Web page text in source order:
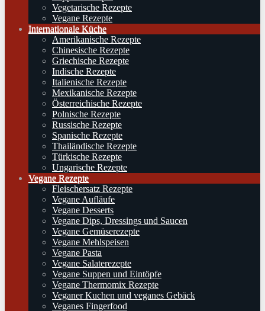
Vegetarische Rezepte
Vegane Rezepte
Internationale Küche
Amerikanische Rezepte
Chinesische Rezepte
Griechische Rezepte
Indische Rezepte
Italienische Rezepte
Mexikanische Rezepte
Österreichische Rezepte
Polnische Rezepte
Russische Rezepte
Spanische Rezepte
Thailändische Rezepte
Türkische Rezepte
Ungarische Rezepte
Vegane Rezepte
Fleischersatz Rezepte
Vegane Aufläufe
Vegane Desserts
Vegane Dips, Dressings und Saucen
Vegane Gemüserezepte
Vegane Mehlspeisen
Vegane Pasta
Vegane Salaterezepte
Vegane Suppen und Eintöpfe
Vegane Thermomix Rezepte
Veganer Kuchen und veganes Gebäck
Veganes Fingerfood